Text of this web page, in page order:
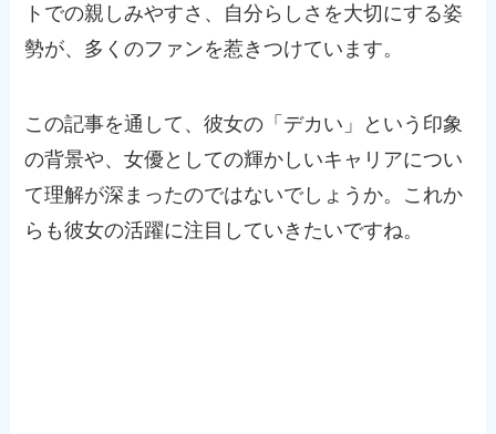
トでの親しみやすさ、自分らしさを大切にする姿
勢が、多くのファンを惹きつけています。
この記事を通して、彼女の「デカい」という印象
の背景や、女優としての輝かしいキャリアについ
て理解が深まったのではないでしょうか。これか
らも彼女の活躍に注目していきたいですね。